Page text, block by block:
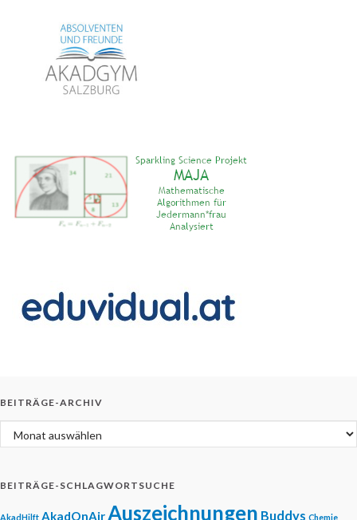
BEITRÄGE-ARCHIV
Beiträge-Archiv
BEITRÄGE-SCHLAGWORTSUCHE
AkadHilft AkadOnAirAuszeichnungen Buddys Chemie